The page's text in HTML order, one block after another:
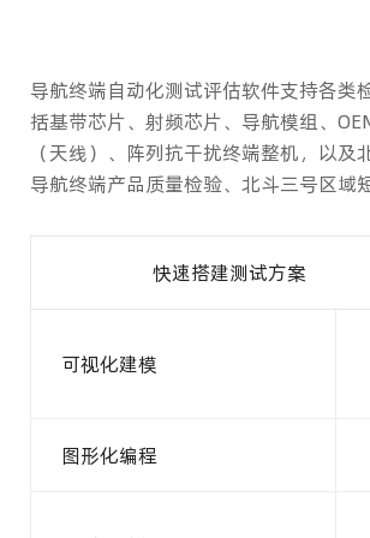
导航终端自动化测试评估软件支持各类
括基带芯片、射频芯片、导航模组、
（天线）、阵列抗干扰终端整机，以
导航终端产品质量检验、北斗三号区域
快速搭建测试方案
可视化建模
图形化编程